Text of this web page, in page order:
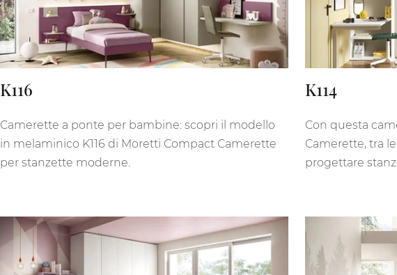
K116
Camerette a ponte per bambine: scopri il modello
in melaminico K116 di Moretti Compact Camerette
per stanzette moderne.
K114
Con questa
Camerette, tra
progettare